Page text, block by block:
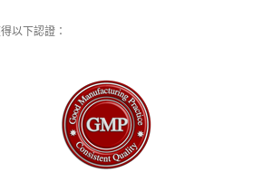
以下認證：